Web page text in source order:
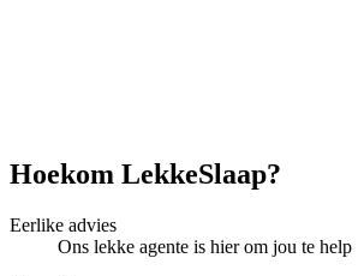
Hoekom LekkeSlaap?
Eerlike advies
Ons lekke agente is hier om jou te help